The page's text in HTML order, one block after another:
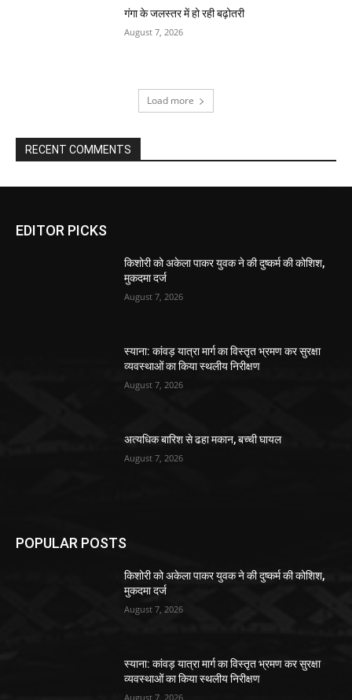
गंगा के जलस्तर में हो रही बढ़ोतरी
August 7, 2026
Load more
RECENT COMMENTS
EDITOR PICKS
किशोरी को अकेला पाकर युवक ने की दुष्कर्म की कोशिश,
मुकदमा दर्ज
August 7, 2026
स्याना: कांवड़ यात्रा मार्ग का विस्तृत भ्रमण कर सुरक्षा
व्यवस्थाओं का किया स्थलीय निरीक्षण
August 7, 2026
अत्यधिक बारिश से ढहा मकान, बच्ची घायल
August 7, 2026
POPULAR POSTS
किशोरी को अकेला पाकर युवक ने की दुष्कर्म की कोशिश,
मुकदमा दर्ज
August 7, 2026
स्याना: कांवड़ यात्रा मार्ग का विस्तृत भ्रमण कर सुरक्षा
व्यवस्थाओं का किया स्थलीय निरीक्षण
August 7, 2026